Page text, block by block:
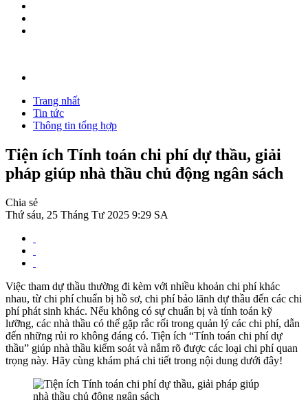
Trang nhất
Tin tức
Thông tin tổng hợp
Tiện ích Tính toán chi phí dự thầu, giải
pháp giúp nhà thầu chủ động ngân sách
Chia sẻ
Thứ sáu, 25 Tháng Tư 2025 9:29 SA
Việc tham dự thầu thường đi kèm với nhiều khoản chi phí khác
nhau, từ chi phí chuẩn bị hồ sơ, chi phí bảo lãnh dự thầu đến các chi
phí phát sinh khác. Nếu không có sự chuẩn bị và tính toán kỹ
lưỡng, các nhà thầu có thể gặp rắc rối trong quản lý các chi phí, dẫn
đến những rủi ro không đáng có. Tiện ích “Tính toán chi phí dự
thầu” giúp nhà thầu kiểm soát và nắm rõ được các loại chi phí quan
trọng này. Hãy cùng khám phá chi tiết trong nội dung dưới đây!